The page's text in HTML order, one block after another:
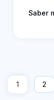
Saber
1 2